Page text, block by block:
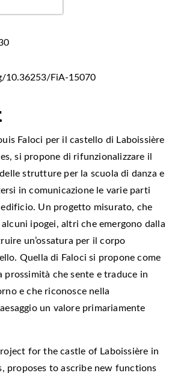
10.36253/FiA-15070
Faloci per il castello di Laboissière
si propone di rifunzionalizzare il
strutture per la scuola di danza e
in comunicazione le varie parti
Un progetto misurato, che
ipogei, altri che emergono dalla
un’ossatura per il corpo
Quella di Faloci si propone come
prossimità che sente e traduce in
e che riconosce nella
un valore primariamente
for the castle of Laboissière in
proposes to ascribe new functions